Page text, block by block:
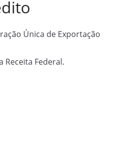
Única de Exportação
Receita Federal.